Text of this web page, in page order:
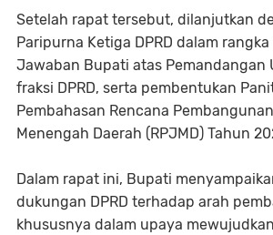
Setelah rapat tersebut, dilanjutkan
Paripurna Ketiga DPRD dalam
Jawaban Bupati atas Pemandangan
fraksi DPRD, serta pembentukan
Pembahasan Rencana
Menengah Daerah (RPJMD) Tahun
Dalam rapat ini, Bupati
dukungan DPRD terhadap arah
khususnya dalam upaya